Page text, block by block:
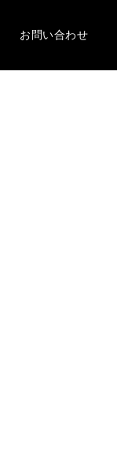
お問い合わせ